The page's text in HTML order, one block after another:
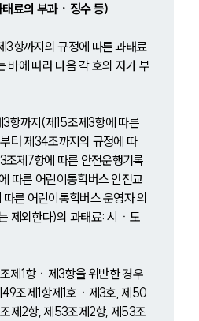
료의 부과ㆍ징수 등)
항까지의 규정에 따른 과태료
바에 따라 다음 각 호의 자가 부
3항까지(제15조제3항에 따른
터 제34조까지의 규정에 따
조제7항에 따른 안전운행기록
따른 어린이통학버스 안전교
른 어린이통학버스 운영자 의
제외한다)의 과태료: 시ㆍ도
제1항ㆍ제3항을 위반한 경우
조제1항제1호ㆍ제3호, 제50
제2항, 제53조제2항, 제53조